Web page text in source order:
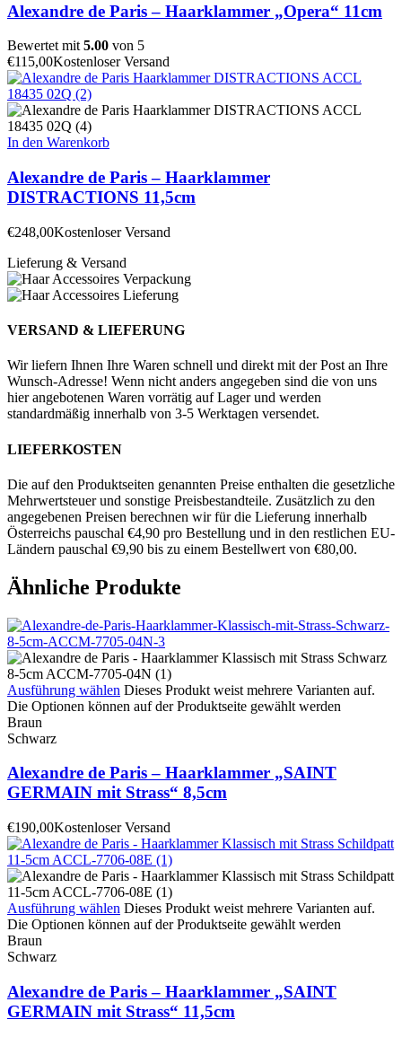
Alexandre de Paris – Haarklammer „Opera“ 11cm
Bewertet mit5.00 von 5
€115,00Kostenloser Versand
In den Warenkorb
Alexandre de Paris – Haarklammer
DISTRACTIONS 11,5cm
€248,00Kostenloser Versand
Lieferung & Versand
VERSAND & LIEFERUNG
Wir liefern Ihnen Ihre Waren schnell und direkt mit der Post an Ihre
Wunsch-Adresse! Wenn nicht anders angegeben sind die von uns
hier angebotenen Waren vorrätig auf Lager und werden
standardmäßig innerhalb von 3-5 Werktagen versendet.
LIEFERKOSTEN
Die auf den Produktseiten genannten Preise enthalten die gesetzliche
Mehrwertsteuer und sonstige Preisbestandteile. Zusätzlich zu den
angegebenen Preisen berechnen wir für die Lieferung innerhalb
Österreichs pauschal €4,90 pro Bestellung und in den restlichen EU-
Ländern pauschal €9,90 bis zu einem Bestellwert von €80,00.
Ähnliche Produkte
Ausführung wählen Dieses Produkt weist mehrere Varianten auf.
Die Optionen können auf der Produktseite gewählt werden
Braun
Schwarz
Alexandre de Paris – Haarklammer „SAINT
GERMAIN mit Strass“ 8,5cm
€190,00Kostenloser Versand
Ausführung wählen Dieses Produkt weist mehrere Varianten auf.
Die Optionen können auf der Produktseite gewählt werden
Braun
Schwarz
Alexandre de Paris – Haarklammer „SAINT
GERMAIN mit Strass“ 11,5cm